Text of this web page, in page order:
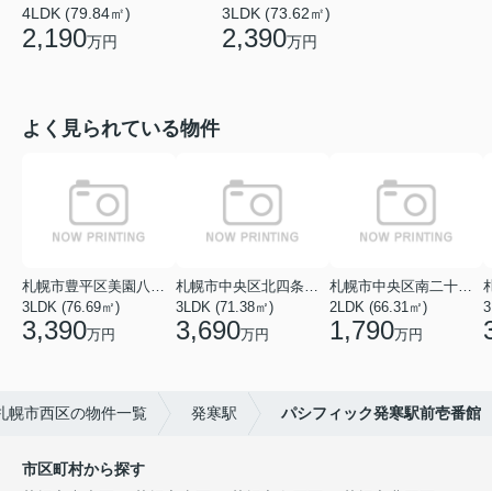
4LDK (79.84㎡)
2,190万円
3LDK (73.62㎡)
2,390万円
よく見られている物件
3LDK (76.69㎡)
3,390万円
3LDK (71.38㎡)
3,690万円
2LDK (66.31㎡)
1,790万円
幌市西区の物件一覧 発寒駅 パシフィック発寒駅前壱番館
市区町村から探す